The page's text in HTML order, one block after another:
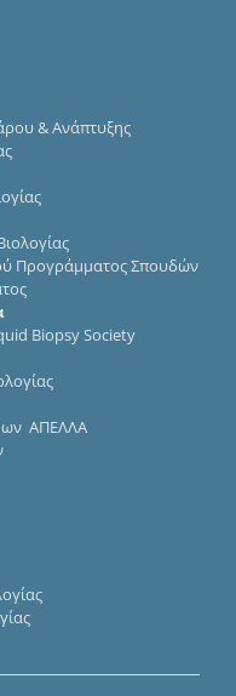
& Ανάπτυξης
Προγράμματος Σπουδών
Biopsy Society
ΑΠΕΛΛΑ